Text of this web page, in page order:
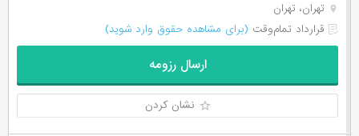
تهران، تهران
قرارداد تمام‌وقت (برای مشاهده حقوق وارد شوید)
ارسال رزومه
نشان کردن